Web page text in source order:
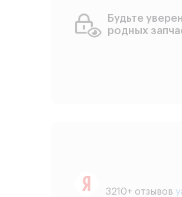
Будьте
родных
3210+ отзывов